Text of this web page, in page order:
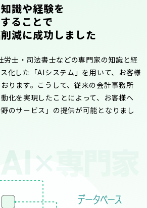
識や経験を
することで
減に成功しました
労士・司法書士などの専門家の知識と経
化した「AIシステム」を用いて、お客様
ります。こうして、従来の会計事務所
化を実現したことによって、お客様へ
野のサービス」の提供が可能となりまし